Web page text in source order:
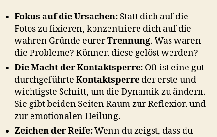
Fokus auf die Ursachen: Statt dich auf die
Fotos zu fixieren, konzentriere dich auf die
wahren Gründe eurerTrennung. Was waren
die Probleme? Können diese gelöst werden?
Die Macht der Kontaktsperre: Oft ist eine gut
durchgeführte Kontaktsperre der erste und
wichtigste Schritt, um die Dynamik zu ändern.
Sie gibt beiden Seiten Raum zur Reflexion und
zur emotionalen Heilung.
Zeichen der Reife:Wenn du zeigst, dass du